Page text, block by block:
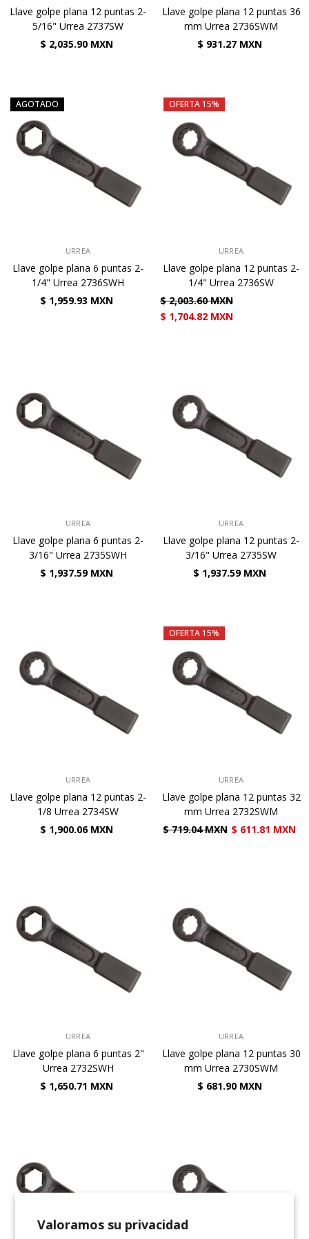
Valoramos su privacidad
Llave golpe plana 12 puntas 2-
5/16" Urrea 2737SW
$ 2,035.90 MXN
Llave golpe plana 12 puntas 36
mm Urrea 2736SWM
$ 931.27 MXN
AGOTADO
URREA
Llave golpe plana 6 puntas 2-
1/4" Urrea 2736SWH
$ 1,959.93 MXN
OFERTA 15%
URREA
Llave golpe plana 12 puntas 2-
1/4" Urrea 2736SW
$ 2,003.60 MXN
$ 1,704.82 MXN
URREA
Llave golpe plana 6 puntas 2-
3/16" Urrea 2735SWH
$ 1,937.59 MXN
URREA
Llave golpe plana 12 puntas 2-
3/16" Urrea 2735SW
$ 1,937.59 MXN
URREA
Llave golpe plana 12 puntas 2-
1/8 Urrea 2734SW
$ 1,900.06 MXN
OFERTA 15%
URREA
Llave golpe plana 12 puntas 32
mm Urrea 2732SWM
$ 719.04 MXN $ 611.81 MXN
URREA
Llave golpe plana 6 puntas 2"
Urrea 2732SWH
$ 1,650.71 MXN
URREA
Llave golpe plana 12 puntas 30
mm Urrea 2730SWM
$ 681.90 MXN